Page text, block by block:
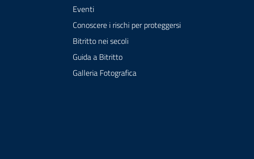
Eventi
Conoscere i rischi per proteggersi
Bitritto nei secoli
Guida a Bitritto
Galleria Fotografica